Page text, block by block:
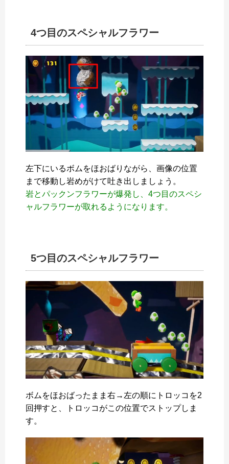
4つ目のスペシャルフラワー
左下にいるボムをほおばりながら、画像の位置
まで移動し岩めがけて吐き出しましょう。
岩とパックンフラワーが爆発し、4つ目のスペシ
ャルフラワーが取れるようになります。
5つ目のスペシャルフラワー
ボムをほおばったまま右→左の順にトロッコを2
回押すと、トロッコがこの位置でストップしま
す。